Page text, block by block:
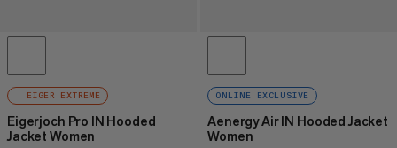
EIGER EXTREME
Eigerjoch Pro IN Hooded
Jacket Women
ONLINE EXCLUSIVE
Aenergy Air IN Hooded Jacket
Women